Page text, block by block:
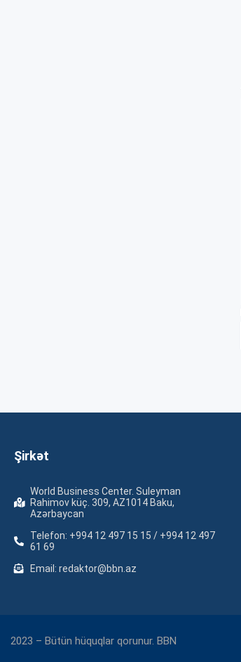
Şirkət
World Business Center. Suleyman
Rahimov küç. 309, AZ1014 Baku,
Azərbaycan
Telefon: +994 12 497 15 15 / +994 12 497
61 69
Email: redaktor@bbn.az
2023 – Bütün hüquqlar qorunur. BBN